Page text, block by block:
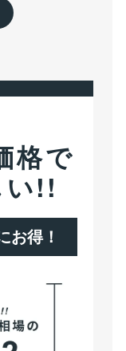
格で
い!!
お得！